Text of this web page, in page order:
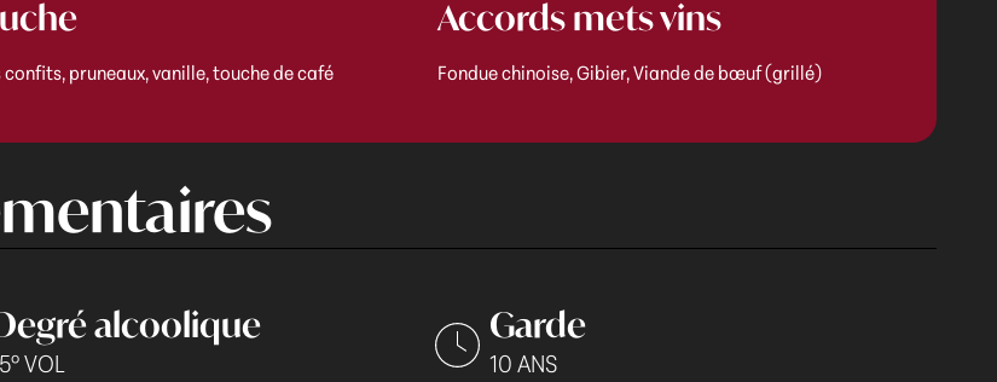
confits, pruneaux, vanille, touche de café
Accords mets vins
Fondue chinoise, Gibier, Viande de bœuf (grillé)
alcoolique
VOL
Garde
10 ANS